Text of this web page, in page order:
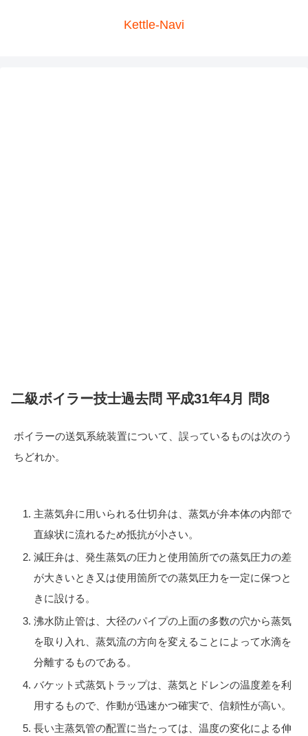
Kettle-Navi
二級ボイラー技士過去問 平成31年4月 問8
ボイラーの送気系統装置について、誤っているものは次のう
ちどれか。
主蒸気弁に用いられる仕切弁は、蒸気が弁本体の内部で
直線状に流れるため抵抗が小さい。
減圧弁は、発生蒸気の圧力と使用箇所での蒸気圧力の差
が大きいとき又は使用箇所での蒸気圧力を一定に保つと
きに設ける。
沸水防止管は、大径のパイプの上面の多数の穴から蒸気
を取り入れ、蒸気流の方向を変えることによって水滴を
分離するものである。
バケット式蒸気トラップは、蒸気とドレンの温度差を利
用するもので、作動が迅速かつ確実で、信頼性が高い。
長い主蒸気管の配置に当たっては、温度の変化による伸